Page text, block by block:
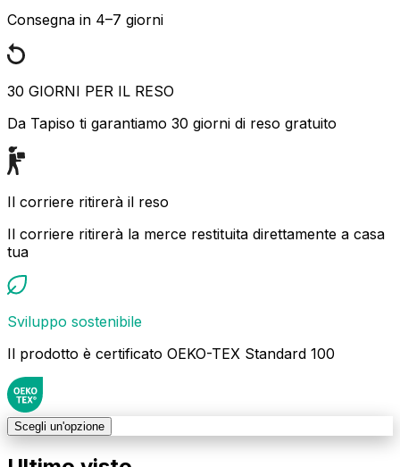
Consegna in 4–7 giorni
30 GIORNI PER IL RESO
Da Tapiso ti garantiamo 30 giorni di reso gratuito
Il corriere ritirerà il reso
Il corriere ritirerà la merce restituita direttamente a casa
tua
Sviluppo sostenibile
Il prodotto è certificato OEKO-TEX Standard 100
Scegli un'opzione